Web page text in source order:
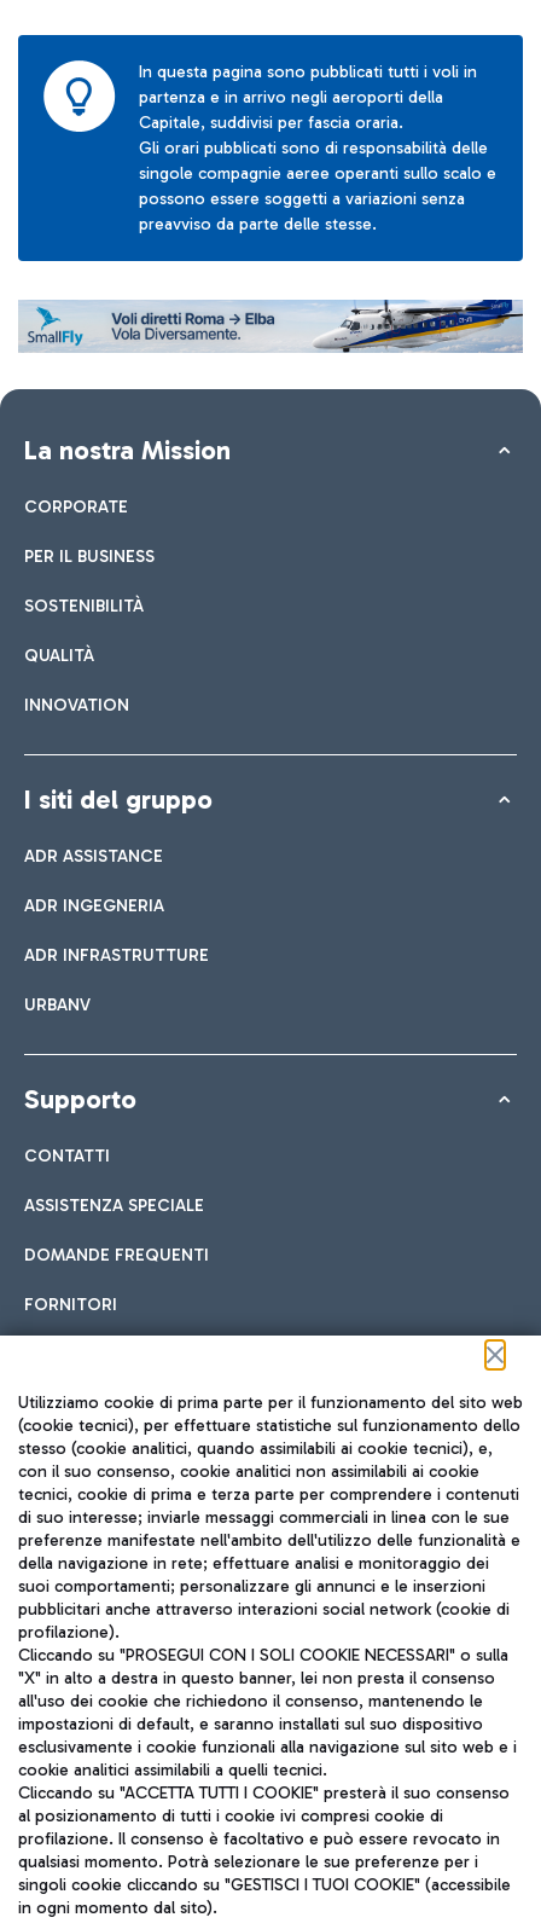
In questa pagina sono pubblicati tutti i voli in
partenza e in arrivo negli aeroporti della
Capitale, suddivisi per fascia oraria.
Gli orari pubblicati sono di responsabilità delle
singole compagnie aeree operanti sullo scalo e
possono essere soggetti a variazioni senza
preavviso da parte delle stesse.
La nostra Mission
CORPORATE
PER IL BUSINESS
SOSTENIBILITÀ
QUALITÀ
INNOVATION
I siti del gruppo
ADR ASSISTANCE
ADR INGEGNERIA
ADR INFRASTRUTTURE
URBANV
Supporto
CONTATTI
ASSISTENZA SPECIALE
DOMANDE FREQUENTI
FORNITORI
Seguici sui social
TRAVEL JOURNAL
ITA
Aeroporti di Roma S.p.A. - Società soggetta a direzione e
coordinamento di Mundys S.p.A.
Codice fiscale e Registro delle Imprese di Roma 13032990155 P.
IVA 06572251004
Capitale sociale 62.224.743,00 int. vers.
Sede legale: Via Pier Paolo Racchetti 1 - 00054 Fiumicino (RM)
telefono +39 06 65951
Utilizziamo cookie di prima parte per il funzionamento del sito web
(cookie tecnici), per effettuare statistiche sul funzionamento dello
stesso (cookie analitici, quando assimilabili ai cookie tecnici), e,
con il suo consenso, cookie analitici non assimilabili ai cookie
tecnici, cookie di prima e terza parte per comprendere i contenuti
di suo interesse; inviarle messaggi commerciali in linea con le sue
preferenze manifestate nell'ambito dell'utilizzo delle funzionalità e
della navigazione in rete; effettuare analisi e monitoraggio dei
suoi comportamenti; personalizzare gli annunci e le inserzioni
pubblicitari anche attraverso interazioni social network (cookie di
profilazione).
Cliccando su "PROSEGUI CON I SOLI COOKIE NECESSARI" o sulla
"X" in alto a destra in questo banner, lei non presta il consenso
all'uso dei cookie che richiedono il consenso, mantenendo le
impostazioni di default, e saranno installati sul suo dispositivo
esclusivamente i cookie funzionali alla navigazione sul sito web e i
cookie analitici assimilabili a quelli tecnici.
Cliccando su "ACCETTA TUTTI I COOKIE" presterà il suo consenso
al posizionamento di tutti i cookie ivi compresi cookie di
profilazione. Il consenso è facoltativo e può essere revocato in
qualsiasi momento. Potrà selezionare le sue preferenze per i
singoli cookie cliccando su "GESTISCI I TUOI COOKIE" (accessibile
in ogni momento dal sito).